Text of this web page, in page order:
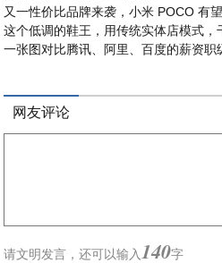
又一性价比品牌来袭，小米 POCO 有
这个低调的鞋王，用传统实体店模式
一张图对比腾讯、阿里、百度的薪资职
网友评论
请文明发言，还可以输入 140字